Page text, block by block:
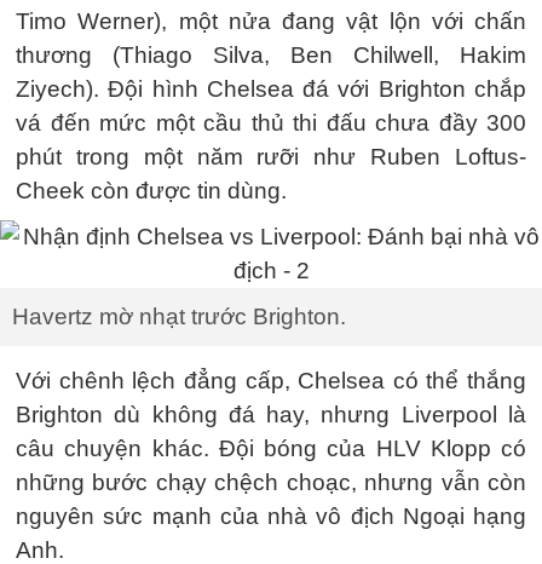
Timo Werner), một nửa đang vật lộn với chấn
thương (Thiago Silva, Ben Chilwell, Hakim
Ziyech). Đội hình Chelsea đá với Brighton chắp
vá đến mức một cầu thủ thi đấu chưa đầy 300
phút trong một năm rưỡi như Ruben Loftus-
Cheek còn được tin dùng.
Havertz mờ nhạt trước Brighton.
Với chênh lệch đẳng cấp, Chelsea có thể thắng
Brighton dù không đá hay, nhưng Liverpool là
câu chuyện khác. Đội bóng của HLV Klopp có
những bước chạy chệch choạc, nhưng vẫn còn
nguyên sức mạnh của nhà vô địch Ngoại hạng
Anh.